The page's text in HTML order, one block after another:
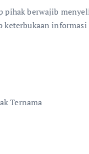
pihak berwajib
keterbukaan
Ternama